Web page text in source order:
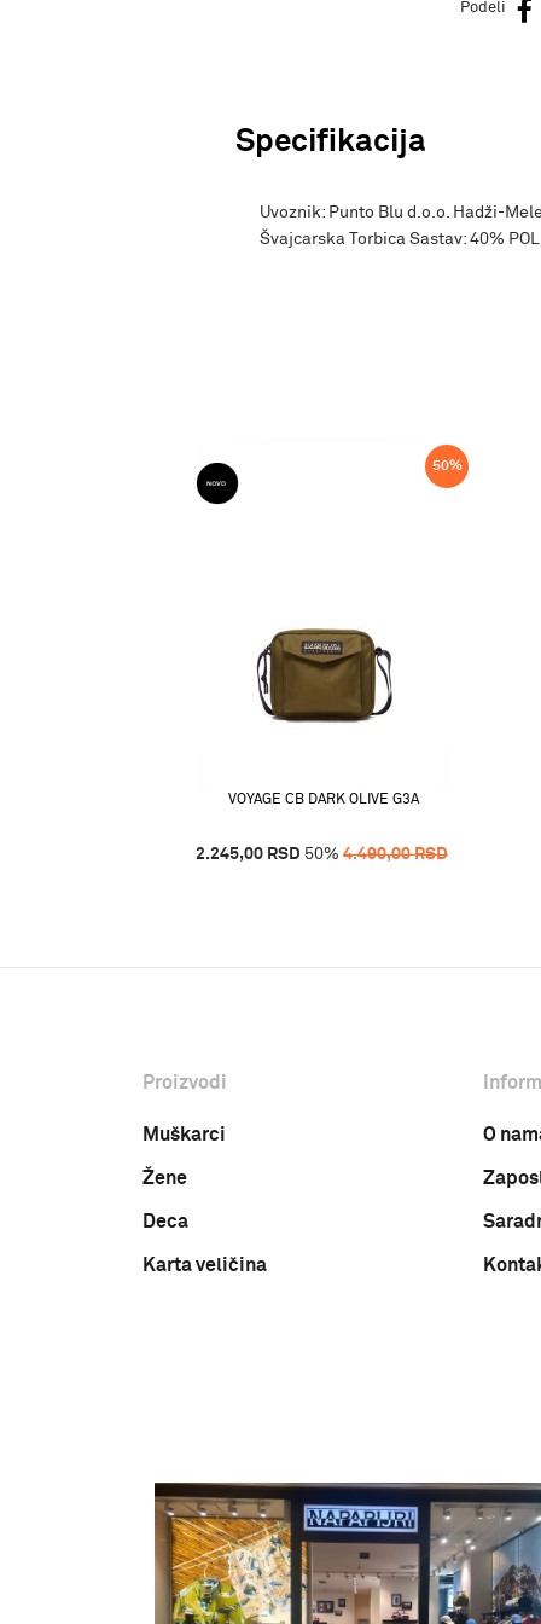
Podeli
Specifikacija
Uvoznik: Punto Blu d.o.o. Hadži-
Švajcarska Torbica Sastav: 40%
50%
VOYAGE CB DARK OLIVE G3A
2.245,00 RSD 50% 4.490,00RSD
Proizvodi
Muškarci
Žene
Deca
Karta veličina
O